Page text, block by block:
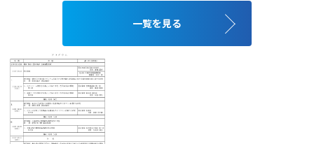
一覧を見る